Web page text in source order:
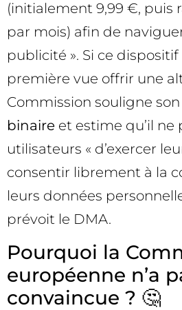
(initialement 9,99 €, puis
par mois) afin de
publicité ». Si ce
première vue offrir une
Commission souligne
binaire et estime qu’il
utilisateurs « d’exercer
consentir librement à la
leurs données
prévoit le DMA.
Pourquoi la
européenne n’a
convaincue ? 🤔